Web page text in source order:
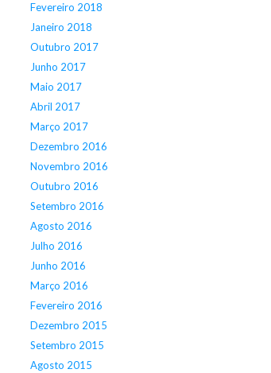
Fevereiro 2018
Janeiro 2018
Outubro 2017
Junho 2017
Maio 2017
Abril 2017
Março 2017
Dezembro 2016
Novembro 2016
Outubro 2016
Setembro 2016
Agosto 2016
Julho 2016
Junho 2016
Março 2016
Fevereiro 2016
Dezembro 2015
Setembro 2015
Agosto 2015